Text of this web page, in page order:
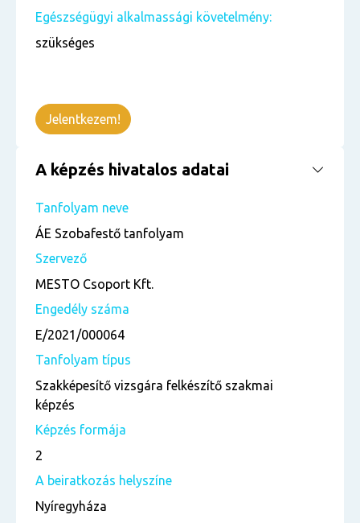
Egészségügyi alkalmassági követelmény:
szükséges
Jelentkezem!
A képzés hivatalos adatai
Tanfolyam neve
ÁE Szobafestő tanfolyam
Szervező
MESTO Csoport Kft.
Engedély száma
E/2021/000064
Tanfolyam típus
Szakképesítő vizsgára felkészítő szakmai
képzés
Képzés formája
2
A beiratkozás helyszíne
Nyíregyháza